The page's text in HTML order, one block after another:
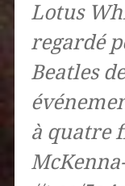
Lotus
regardé
Beatles
à quatre